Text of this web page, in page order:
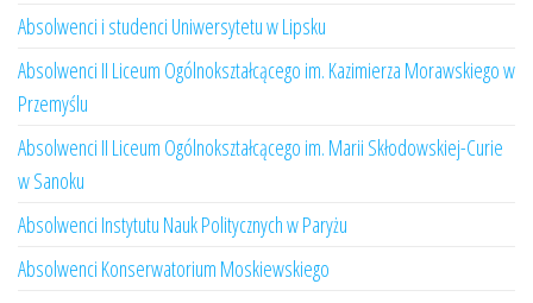
Absolwenci i studenci Uniwersytetu w Lipsku
Absolwenci II Liceum Ogólnokształcącego im. Kazimierza Morawskiego w
Przemyślu
Absolwenci II Liceum Ogólnokształcącego im. Marii Skłodowskiej-Curie
w Sanoku
Absolwenci Instytutu Nauk Politycznych w Paryżu
Absolwenci Konserwatorium Moskiewskiego